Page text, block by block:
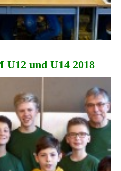
und U14 2018